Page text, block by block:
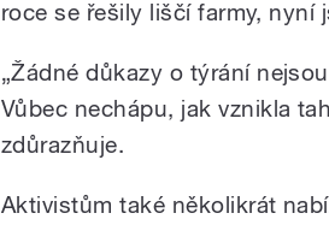
roce se řešily liščí farmy, nyní
„Žádné důkazy o týrání
Vůbec nechápu, jak vznikla
zdůrazňuje.
Aktivistům také několikrát